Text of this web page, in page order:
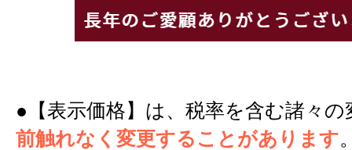
●【表示価格】は、税率を含む諸々
前触れなく変更することがあります